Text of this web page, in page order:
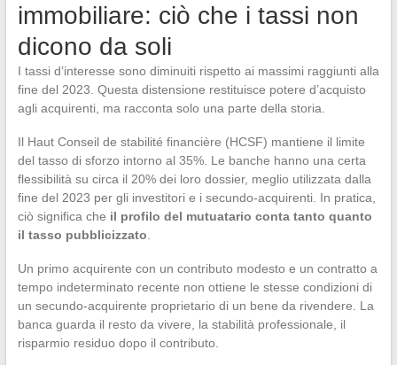
immobiliare: ciò che i tassi non
dicono da soli
I tassi d’interesse sono diminuiti rispetto ai massimi raggiunti alla
fine del 2023. Questa distensione restituisce potere d’acquisto
agli acquirenti, ma racconta solo una parte della storia.
Il Haut Conseil de stabilité financière (HCSF) mantiene il limite
del tasso di sforzo intorno al 35%. Le banche hanno una certa
flessibilità su circa il 20% dei loro dossier, meglio utilizzata dalla
fine del 2023 per gli investitori e i secundo-acquirenti. In pratica,
ciò significa che il profilo del mutuatario conta tanto quanto
il tasso pubblicizzato
Un primo acquirente con un contributo modesto e un contratto a
tempo indeterminato recente non ottiene le stesse condizioni di
un secundo-acquirente proprietario di un bene da rivendere. La
banca guarda il resto da vivere, la stabilità professionale, il
risparmio residuo dopo il contributo.